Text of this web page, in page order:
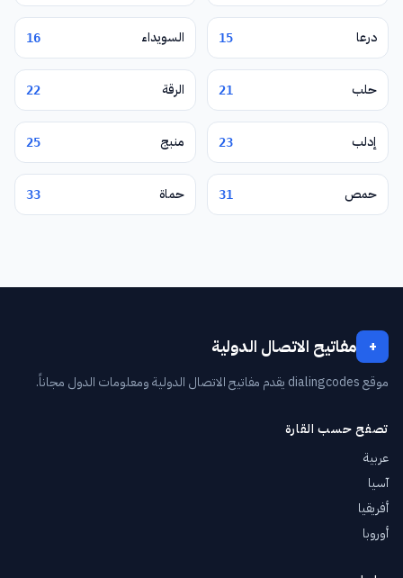
درعا 15 السويداء 16
حلب 21 الرقة 22
إدلب 23 منبج 25
حمص 31 حماة 33
+ مفاتيح الاتصال الدولية
موقع dialingcodes يقدم مفاتيح الاتصال الدولية ومعلومات الدول مجاناً.
تصفح حسب القارة
عربية
آسيا
أفريقيا
أوروبا